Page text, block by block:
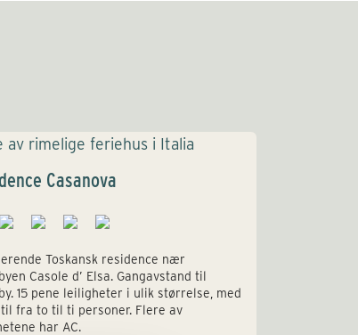
Casanova
Toskansk residence nær
Casole d’ Elsa. Gangavstand til
15 pene leiligheter i ulik størrelse, med
til fra to til ti personer. Flere av
har AC.